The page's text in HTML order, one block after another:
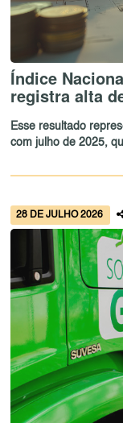
Índice
registra alta
Esse resultado
com julho de 2025,
28 DE JULHO 2026